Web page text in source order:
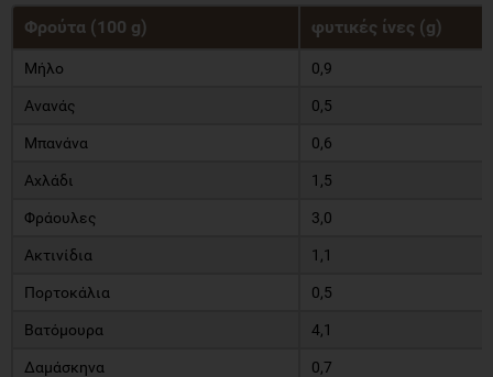
Φρούτα (100 g) φυτικές ίνες (g)
Μήλο 0,9
Ανανάς 0,5
Μπανάνα 0,6
Αχλάδι 1,5
Φράουλες 3,0
Ακτινίδια 1,1
Πορτοκάλια 0,5
Βατόμουρα 4,1
Δαμάσκηνα 0,7